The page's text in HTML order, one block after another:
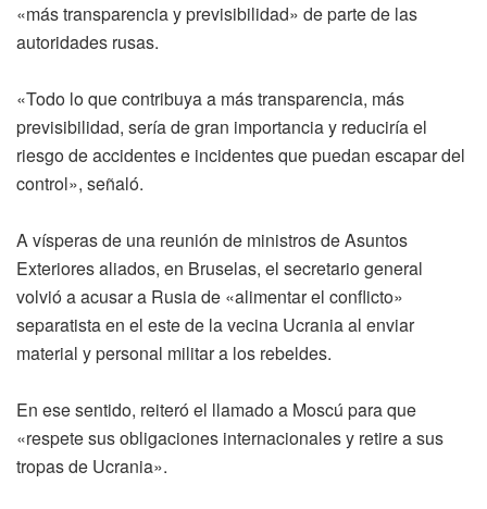
«más transparencia y previsibilidad» de parte de las
autoridades rusas.
«Todo lo que contribuya a más transparencia, más
previsibilidad, sería de gran importancia y reduciría el
riesgo de accidentes e incidentes que puedan escapar del
control», señaló.
A vísperas de una reunión de ministros de Asuntos
Exteriores aliados, en Bruselas, el secretario general
volvió a acusar a Rusia de «alimentar el conflicto»
separatista en el este de la vecina Ucrania al enviar
material y personal militar a los rebeldes.
En ese sentido, reiteró el llamado a Moscú para que
«respete sus obligaciones internacionales y retire a sus
tropas de Ucrania».